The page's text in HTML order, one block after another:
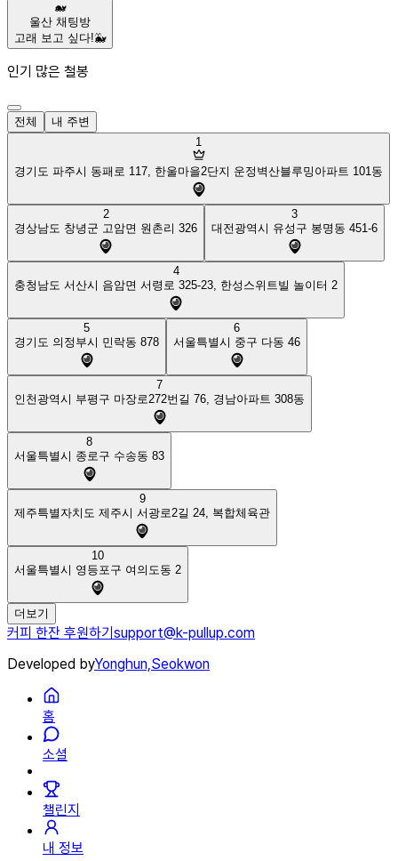
🐋
울산 채팅방
고래 보고 싶다!🐳
인기 많은 철봉
전체
내 주변
1
경기도 파주시 동패로 117, 한울마을2단지 운정벽산블루밍아파트 101동
2
경상남도 창녕군 고암면 원촌리 326
3
대전광역시 유성구 봉명동 451-6
4
충청남도 서산시 음암면 서령로 325-23, 한성스위트빌 놀이터 2
5
경기도 의정부시 민락동 878
6
서울특별시 중구 다동 46
7
인천광역시 부평구 마장로272번길 76, 경남아파트 308동
8
서울특별시 종로구 수송동 83
9
제주특별자치도 제주시 서광로2길 24, 복합체육관
10
서울특별시 영등포구 여의도동 2
더보기
커피 한잔 후원하기support@k-pullup.com
Developed byYonghun,Seokwon
홈
소셜
챌린지
내 정보